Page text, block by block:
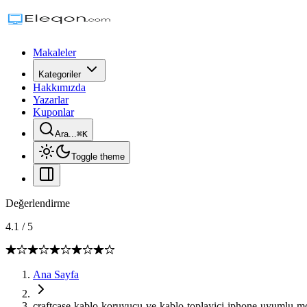
Makaleler
Kategoriler
Hakkımızda
Yazarlar
Kuponlar
Ara...⌘K
Toggle theme
Değerlendirme
4.1 / 5
Ana Sayfa